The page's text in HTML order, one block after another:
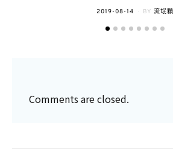
POSTED
2019-08-14 BY 流氓顆
Comments are closed.